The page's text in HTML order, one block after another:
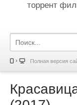
торрент
Полная версия